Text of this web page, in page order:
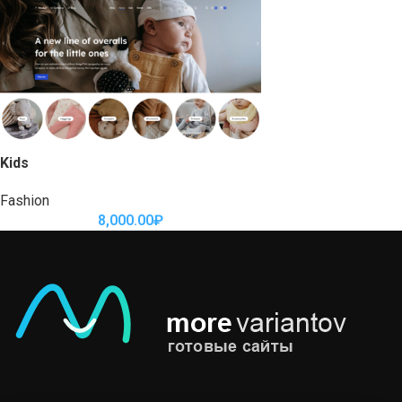
Kids
Fashion
8,000.00₽